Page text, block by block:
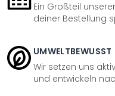
Ein Großteil
deiner Bestellung
UMWELTBEWUSST
Wir setzen uns
und entwickeln